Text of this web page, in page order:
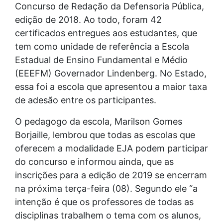
Concurso de Redação da Defensoria Pública,
edição de 2018. Ao todo, foram 42
certificados entregues aos estudantes, que
tem como unidade de referência a Escola
Estadual de Ensino Fundamental e Médio
(EEEFM) Governador Lindenberg. No Estado,
essa foi a escola que apresentou a maior taxa
de adesão entre os participantes.
O pedagogo da escola, Marilson Gomes
Borjaille, lembrou que todas as escolas que
oferecem a modalidade EJA podem participar
do concurso e informou ainda, que as
inscrições para a edição de 2019 se encerram
na próxima terça-feira (08). Segundo ele “a
intenção é que os professores de todas as
disciplinas trabalhem o tema com os alunos,